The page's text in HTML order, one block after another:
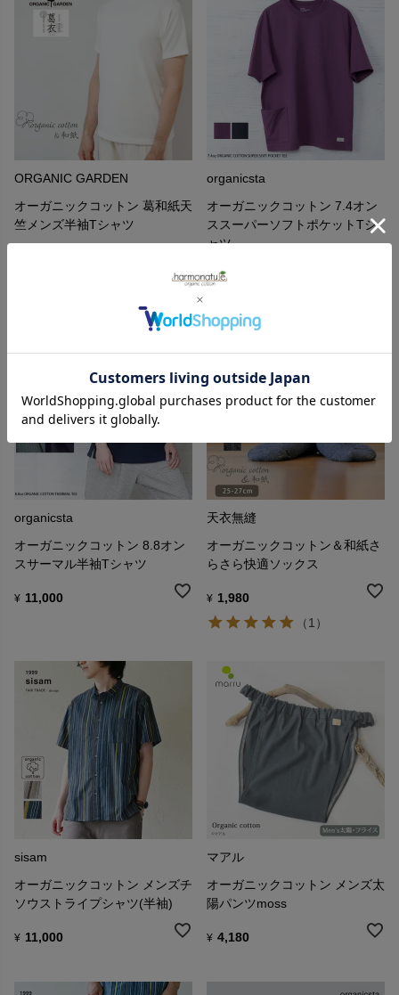
ORGANIC GARDEN
オーガニックコットン 葛和紙天
竺メンズ半袖Tシャツ
organicsta
オーガニックコットン 7.4オン
ススーパーソフトポケットTシ
ャツ
¥ 7,920
organicsta
オーガニックコットン 8.8オン
スサーマル半袖Tシャツ
¥ 11,000
天衣無縫
オーガニックコットン＆和紙さ
らさら快適ソックス
¥ 1,980
（1）
sisam
オーガニックコットン メンズチ
ソウストライプシャツ(半袖)
¥ 11,000
マアル
オーガニックコットン メンズ太
陽パンツmoss
¥ 4,180